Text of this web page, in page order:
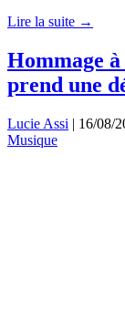
Lire la suite →
Hommage
prend une
Lucie Assi | 16/08/
Musique